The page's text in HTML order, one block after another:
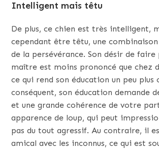
Intelligent mais têtu
De plus, ce chien est très intelligent,
cependant être têtu, une
de la persévérance. Son désir de faire
maître est moins prononcé que chez
ce qui rend son éducation un peu plus
conséquent, son éducation demande
et une grande cohérence de votre
apparence de loup, qui peut
pas du tout agressif. Au contraire, il
amical avec les inconnus, ce qui est